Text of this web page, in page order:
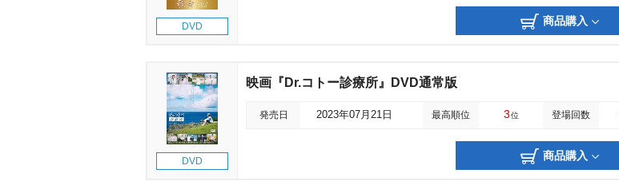
DVD 商品購入
DVD
映画『Dr.コトー診療所』DVD通常版
発売日 2023年07月21日 最高順位 3位 登場回数
商品購入